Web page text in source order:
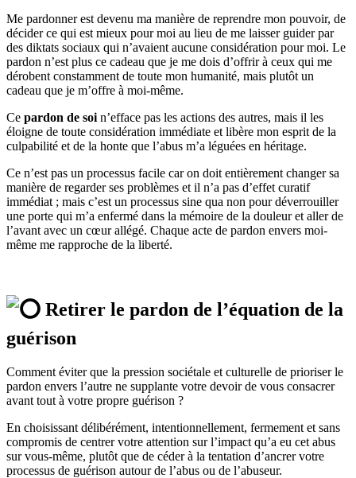
Me pardonner est devenu ma manière de reprendre mon pouvoir, de
décider ce qui est mieux pour moi au lieu de me laisser guider par
des diktats sociaux qui n’avaient aucune considération pour moi. Le
pardon n’est plus ce cadeau que je me dois d’offrir à ceux qui me
dérobent constamment de toute mon humanité, mais plutôt un
cadeau que je m’offre à moi-même.
Ce pardon de soi n’efface pas les actions des autres, mais il les
éloigne de toute considération immédiate et libère mon esprit de la
culpabilité et de la honte que l’abus m’a léguées en héritage.
Ce n’est pas un processus facile car on doit entièrement changer sa
manière de regarder ses problèmes et il n’a pas d’effet curatif
immédiat ; mais c’est un processus sine qua non pour déverrouiller
une porte qui m’a enfermé dans la mémoire de la douleur et aller de
l’avant avec un cœur allégé. Chaque acte de pardon envers moi-
même me rapproche de la liberté.
Retirer le pardon de l’équation de la
guérison
Comment éviter que la pression sociétale et culturelle de prioriser le
pardon envers l’autre ne supplante votre devoir de vous consacrer
avant tout à votre propre guérison ?
En choisissant délibérément, intentionnellement, fermement et sans
compromis de centrer votre attention sur l’impact qu’a eu cet abus
sur vous-même, plutôt que de céder à la tentation d’ancrer votre
processus de guérison autour de l’abus ou de l’abuseur.